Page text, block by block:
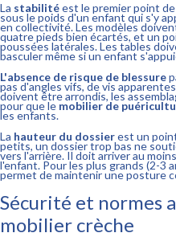
La stabilitéest le premier point
sous le poids d'un enfant qui s'y
en collectivité. Les modèles
quatre pieds bien écartés, et un
poussées latérales. Les tables
basculer même si un enfant
L'absence de risque de blessure
pas d'angles vifs, de vis
doivent être arrondis, les
pour que le mobilier de
les enfants.
La hauteur du dossierest un
petits, un dossier trop bas ne
vers l'arrière. Il doit arriver au
l'enfant. Pour les plus grands (2-3
permet de maintenir une posture
Sécurité et normes
mobilier crèche